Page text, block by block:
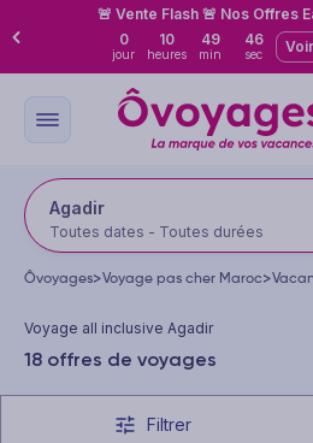
🚨 Vente Flash 🚨 Nos Offres
0
jour
10
heures
49
min
45
sec
Agadir
Toutes dates - Toutes durées
Ôvoyages>Voyage pas cher Maroc>
Voyage all inclusive Agadir
18 offres de voyages
Filtrer